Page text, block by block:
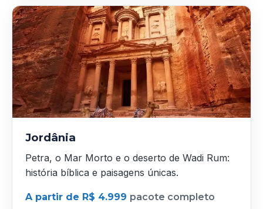
Jordânia
Petra, o Mar Morto e o deserto de Wadi Rum:
história bíblica e paisagens únicas.
A partir de R$ 4.999 pacote completo